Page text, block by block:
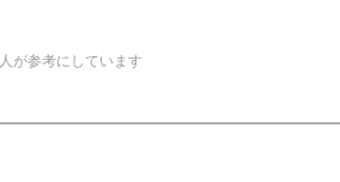
人が参考にしています